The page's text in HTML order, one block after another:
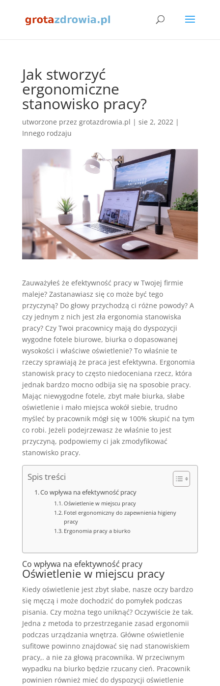
Jak stworzyć
ergonomiczne
stanowisko pracy?
utworzone przez grotazdrowia.pl | sie 2, 2022|
Innego rodzaju
Zauważyłeś że efektywność pracy w Twojej firmie
maleje? Zastanawiasz się co może być tego
przyczyną? Do głowy przychodzą ci różne powody? A
czy jednym z nich jest zła ergonomia stanowiska
pracy? Czy Twoi pracownicy mają do dyspozycji
wygodne fotele biurowe, biurka o dopasowanej
wysokości i właściwe oświetlenie? To właśnie te
rzeczy sprawiają że praca jest efektywna. Ergonomia
stanowisk pracy to często niedoceniana rzecz, która
jednak bardzo mocno odbija się na sposobie pracy.
Mając niewygodne fotele, zbyt małe biurka, słabe
oświetlenie i mało miejsca wokół siebie, trudno
myśleć by pracownik mógł się w 100% skupić na tym
co robi. Jeżeli podejrzewasz że właśnie to jest
przyczyną, podpowiemy ci jak zmodyfikować
stanowisko pracy.
Spis treści
Co wpływa na efektywność pracy
Oświetlenie w miejscu pracy
Fotel ergonomiczny do zapewnienia higieny
pracy
Ergonomia pracy a biurko
Co wpływa na efektywność pracy
Oświetlenie w miejscu pracy
Kiedy oświetlenie jest zbyt słabe, nasze oczy bardzo
się męczą i może dochodzić do pomyłek podczas
pisania. Czy można tego uniknąć? Oczywiście że tak.
Jedna z metoda to przestrzeganie zasad ergonomii
podczas urządzania wnętrza. Główne oświetlenie
sufitowe powinno znajdować się nad stanowiskiem
pracy,. a nie za głową pracownika. W przeciwnym
wypadku na biurko będzie rzucany cień. Pracownik
powinien również mieć do dyspozycji oświetlenie